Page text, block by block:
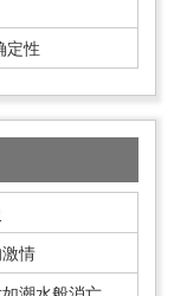
定性
情